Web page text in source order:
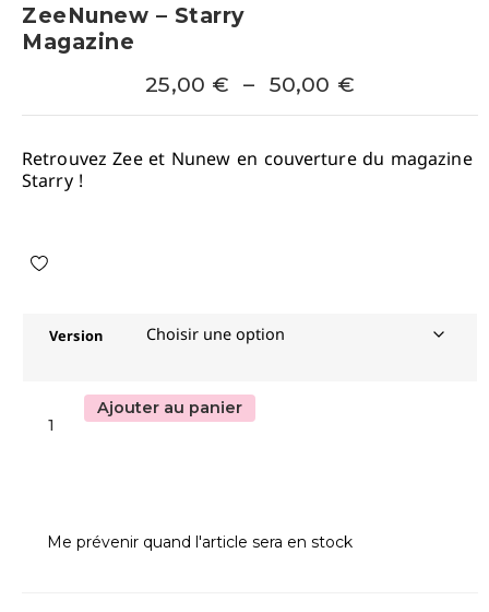
ZeeNunew – Starry
Magazine
25,00 € – 50,00 €
Retrouvez Zee et Nunew en couverture du magazine
Starry !
Version
Ajouter au panier
Me prévenir quand l'article sera en stock